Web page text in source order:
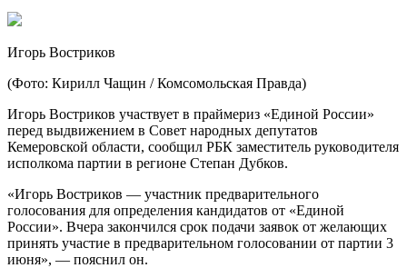
Игорь Востриков
(Фото: Кирилл Чащин / Комсомольская Правда)
Игорь Востриков участвует в праймериз «Единой России»
перед выдвижением в Совет народных депутатов
Кемеровской области, сообщил РБК заместитель руководителя
исполкома партии в регионе Степан Дубков.
«Игорь Востриков — участник предварительного
голосования для определения кандидатов от «Единой
России». Вчера закончился срок подачи заявок от желающих
принять участие в предварительном голосовании от партии 3
июня», — пояснил он.